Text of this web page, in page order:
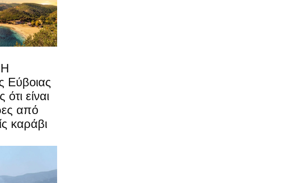
Εύβοιας
ότι είναι
από
καράβι